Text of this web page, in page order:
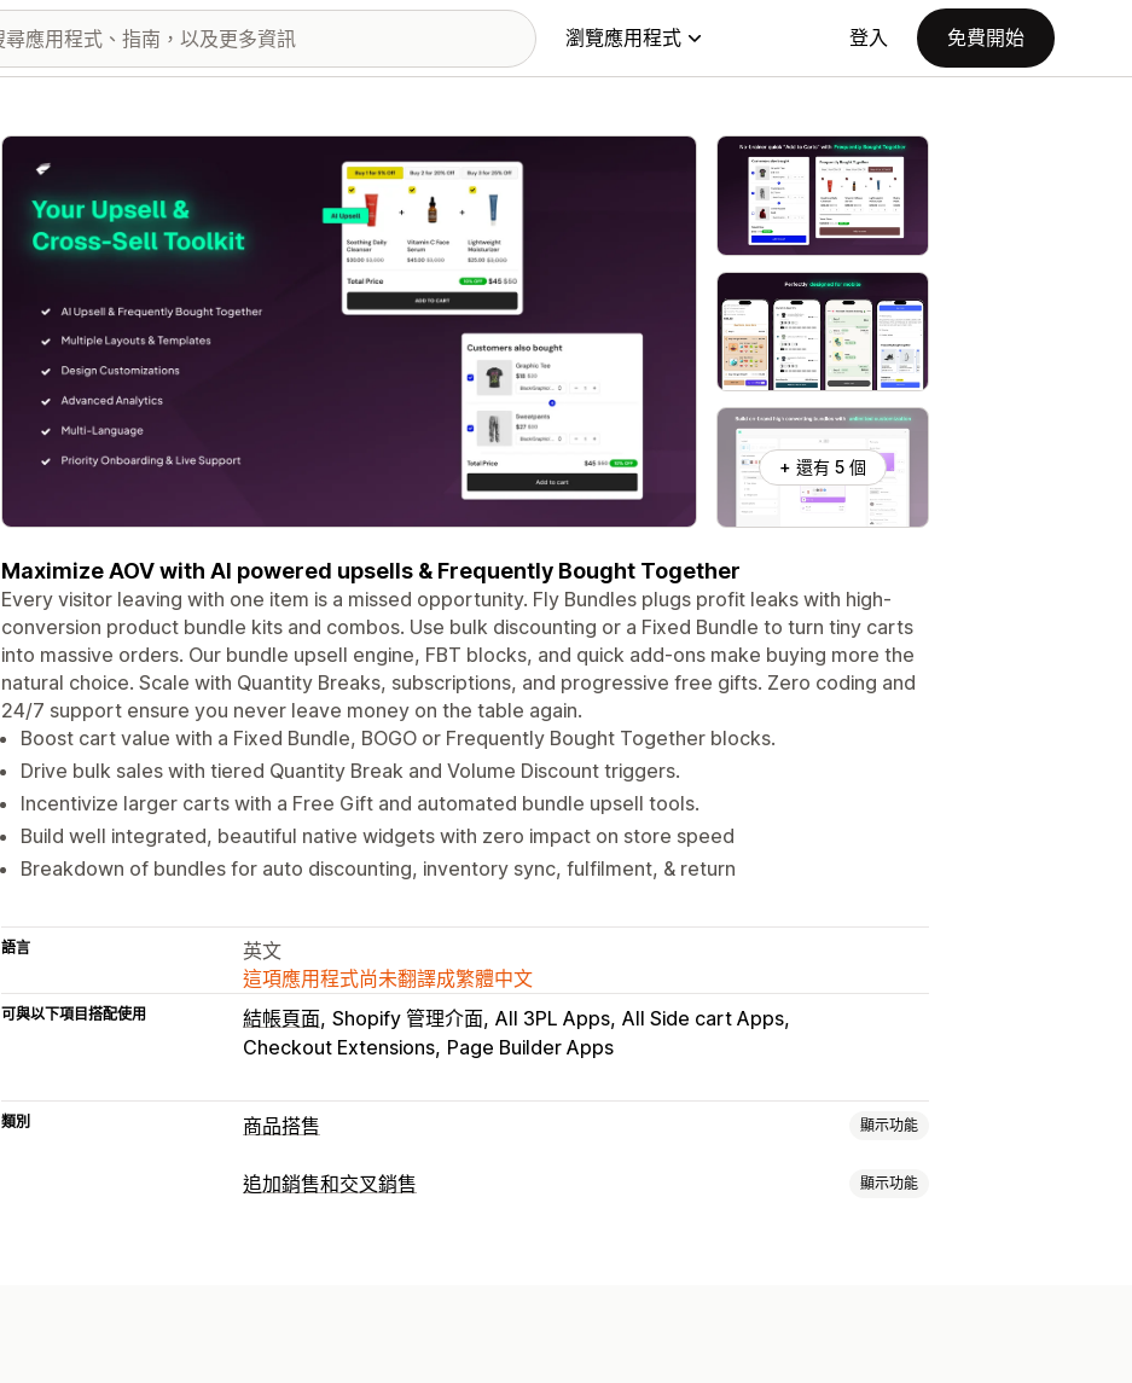
瀏覽應用程式 登入 免費開始
主要圖片圖庫
+ 還有 5 個
Maximize AOV with AI powered upsells & Frequently Bought Together
Every visitor leaving with one item is a missed opportunity. Fly Bundles plugs profit leaks with high-
conversion product bundle kits and combos. Use bulk discounting or a Fixed Bundle to turn tiny carts
into massive orders. Our bundle upsell engine, FBT blocks, and quick add-ons make buying more the
natural choice. Scale with Quantity Breaks, subscriptions, and progressive free gifts. Zero coding and
24/7 support ensure you never leave money on the table again.
Boost cart value with a Fixed Bundle, BOGO or Frequently Bought Together blocks.
Drive bulk sales with tiered Quantity Break and Volume Discount triggers.
Incentivize larger carts with a Free Gift and automated bundle upsell tools.
Build well integrated, beautiful native widgets with zero impact on store speed
Breakdown of bundles for auto discounting, inventory sync, fulfilment, & return
語言
英文
這項應用程式尚未翻譯成繁體中文
可與以下項目搭配使用 結帳頁面 Shopify 管理介面 All 3PL Apps All Side cart Apps
Checkout Extensions Page Builder Apps
類別 商品搭售 顯示功能
套裝組合類型
追加銷售和交叉銷售 顯示功能